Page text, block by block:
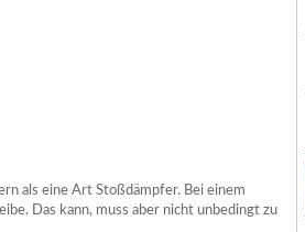
als eine Art Stoßdämpfer. Bei einem
Das kann, muss aber nicht unbedingt zu